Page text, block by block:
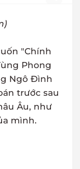
"Chính
Phong
Ngô Đình
trước sau
Âu, như
mình.